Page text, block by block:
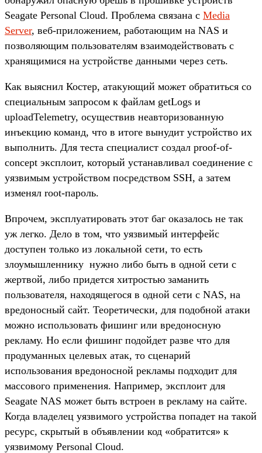
Seagate Personal Cloud. Проблема связана с Media
Server, веб-приложением, работающим на NAS и
позволяющим пользователям взаимодействовать с
хранящимися на устройстве данными через сеть.
Как выяснил Костер, атакующий может обратиться со
специальным запросом к файлам getLogs и
uploadTelemetry, осуществив неавторизованную
инъекцию команд, что в итоге вынудит устройство их
выполнить. Для теста специалист создал proof-of-
concept эксплоит, который устанавливал соединение с
уязвимым устройством посредством SSH, а затем
изменял root-пароль.
Впрочем, эксплуатировать этот баг оказалось не так
уж легко. Дело в том, что уязвимый интерфейс
доступен только из локальной сети, то есть
злоумышленнику нужно либо быть в одной сети с
жертвой, либо придется хитростью заманить
пользователя, находящегося в одной сети с NAS, на
вредоносный сайт. Теоретически, для подобной атаки
можно использовать фишинг или вредоносную
рекламу. Но если фишинг подойдет разве что для
продуманных целевых атак, то сценарий
использования вредоносной рекламы подходит для
массового применения. Например, эксплоит для
Seagate NAS может быть встроен в рекламу на сайте.
Когда владелец уязвимого устройства попадет на такой
ресурс, скрытый в объявлении код «обратится» к
уязвимому Personal Cloud.